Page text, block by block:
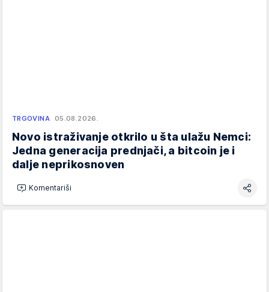
TRGOVINA 05.08.2026.
Novo istraživanje otkrilo u šta ulažu Nemci:
Jedna generacija prednjači, a bitcoin je i
dalje neprikosnoven
Komentariši